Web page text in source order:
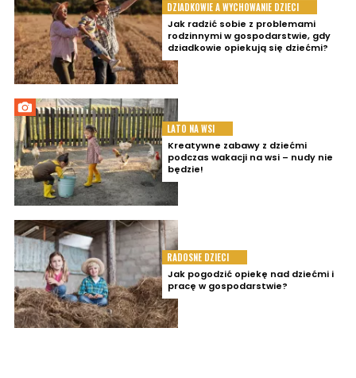
DZIADKOWIE A WYCHOWANIE DZIECI
Jak radzić sobie z problemami
rodzinnymi w gospodarstwie, gdy
dziadkowie opiekują się dziećmi?
LATO NA WSI
Kreatywne zabawy z dziećmi
podczas wakacji na wsi – nudy nie
będzie!
RADOSNE DZIECI
Jak pogodzić opiekę nad dziećmi i
pracę w gospodarstwie?